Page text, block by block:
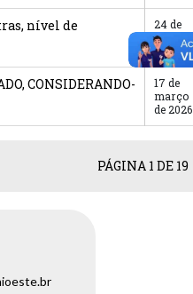
nível de
24 de
março
de 2026
CONSIDERANDO-
17 de
março
de 2026
PÁGINA 1 DE 19